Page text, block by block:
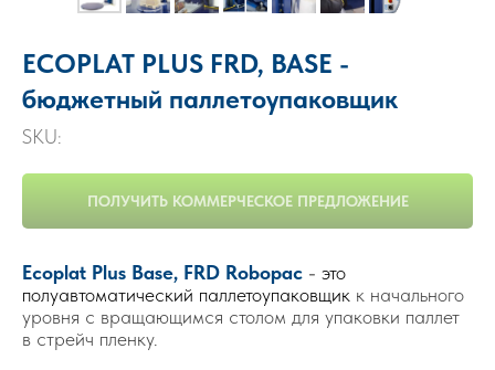
ECOPLAT PLUS FRD, BASE -
бюджетный паллетоупаковщик
SKU:
ПОЛУЧИТЬ КОММЕРЧЕСКОЕ ПРЕДЛОЖЕНИЕ
Ecoplat Plus Base, FRD Robopac - это
полуавтоматический паллетоупаковщик к начального
уровня с вращающимся столом для упаковки паллет
в стрейч пленку.